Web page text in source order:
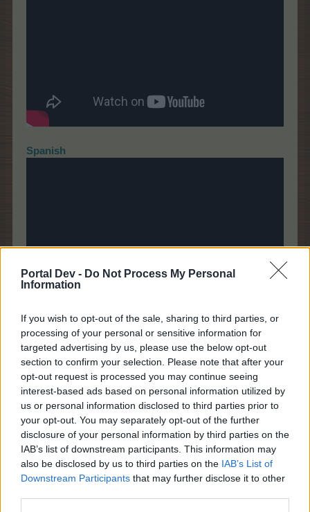
Portal Dev - Do Not Process My Personal
Information
If you wish to opt-out of the sale, sharing to third parties, or
processing of your personal or sensitive information for
targeted advertising by us, please use the below opt-out
section to confirm your selection. Please note that after your
opt-out request is processed you may continue seeing
interest-based ads based on personal information utilized by
us or personal information disclosed to third parties prior to
your opt-out. You may separately opt-out of the further
disclosure of your personal information by third parties on the
IAB’s list of downstream participants. This information may
also be disclosed by us to third parties on the IAB’s List of
Downstream Participants that may further disclose it to other
Spanish
10 Mayo 2025
palutxi
Leyenda viviente del foro